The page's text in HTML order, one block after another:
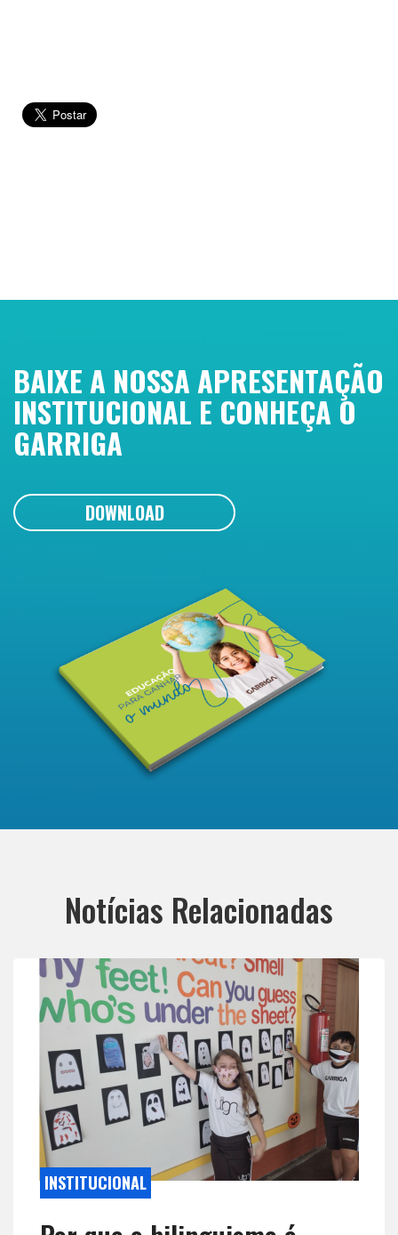
BAIXE A NOSSA APRESENTAÇÃO
INSTITUCIONAL E CONHEÇA O
GARRIGA
DOWNLOAD
Notícias Relacionadas
INSTITUCIONAL